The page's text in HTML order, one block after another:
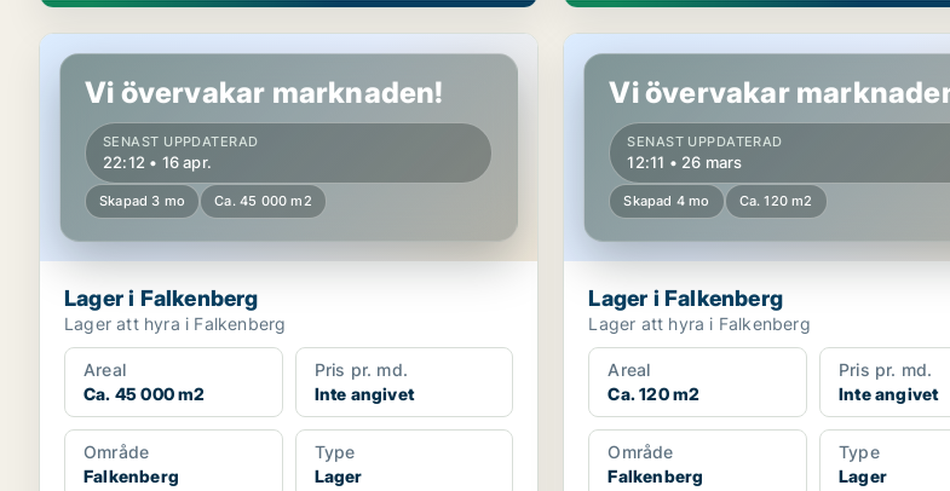
Lager i Falkenberg
Vi övervakar marknaden!
SENAST UPPDATERAD
22:12 • 16 apr.
Skapad 3 mo Ca. 45 000 m2
Lager i Falkenberg
Lager att hyra i Falkenberg
Areal
Ca. 45 000 m2
Pris pr. md.
Inte angivet
Område
Falkenberg
Type
Lager
Lager i Falkenberg
Vi övervakar
SENAST UPPDATERAD
12:11 • 26 mars
Skapad 4 mo Ca. 120 m2
Lager i Falkenberg
Lager att hyra i Falkenberg
Areal
Ca. 120 m2
Pris pr. md.
Inte angivet
Område
Falkenberg
Type
Lager